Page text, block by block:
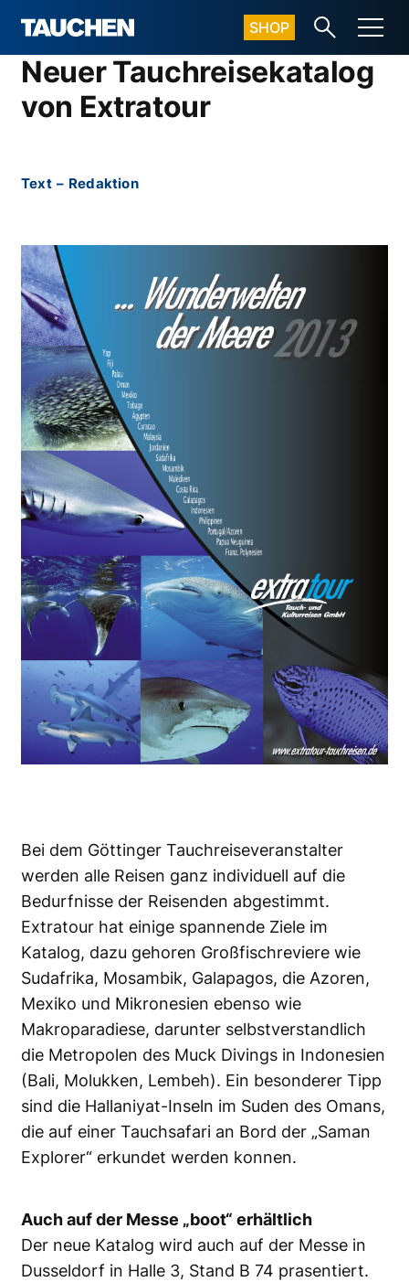
SHOP
Neuer Tauchreisekatalog
von Extratour
Text – Redaktion
Bei dem Göttinger Tauchreiseveranstalter
werden alle Reisen ganz individuell auf die
Bedurfnisse der Reisenden abgestimmt.
Extratour hat einige spannende Ziele im
Katalog, dazu gehoren Großfischreviere wie
Sudafrika, Mosambik, Galapagos, die Azoren,
Mexiko und Mikronesien ebenso wie
Makroparadiese, darunter selbstverstandlich
die Metropolen des Muck Divings in Indonesien
(Bali, Molukken, Lembeh). Ein besonderer Tipp
sind die Hallaniyat-Inseln im Suden des Omans,
die auf einer Tauchsafari an Bord der „Saman
Explorer“ erkundet werden konnen.
Auch auf der Messe „boot“ erhältlich
Der neue Katalog wird auch auf der Messe in
Dusseldorf in Halle 3, Stand B 74 prasentiert.